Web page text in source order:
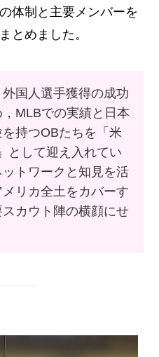
体制と主要メンバーを
とめました。
国人選手獲得の成功
MLBでの実績と日本
持つOBたちを「米
として迎え入れてい
ットワークと知見を活
リカ全土をカバーす
カウト陣の横顔にせ